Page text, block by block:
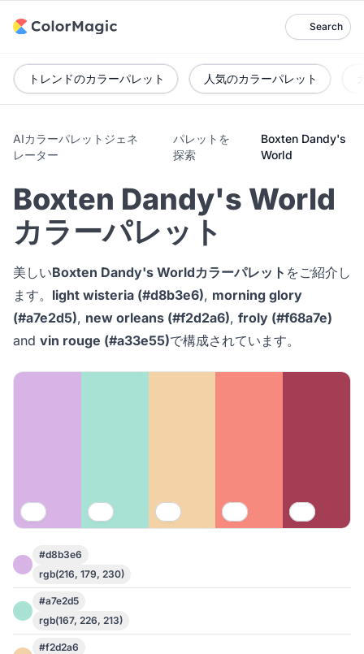
Search
トレンドのカラーパレット 人気のカラーパレット
AIカラーパレットジェネ
レーター
パレットを
探索
Boxten Dandy's
World
Boxten Dandy's World
カラーパレット
美しいBoxten Dandy's Worldカラーパレット をご紹介し
ます。 light wisteria (#d8b3e6), morning glory
(#a7e2d5), new orleans (#f2d2a6), froly (#f68a7e)
and vin rouge (#a33e55)で構成されています。
#d8b3e6
rgb(216, 179, 230)
#a7e2d5
rgb(167, 226, 213)
#f2d2a6